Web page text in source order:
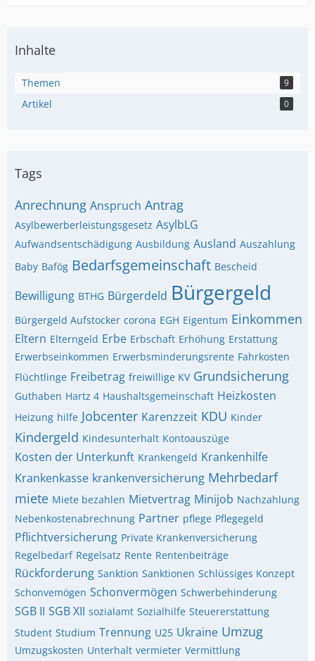
Inhalte
Themen 9
Artikel 0
Tags
Anrechnung Anspruch Antrag
Asylbewerberleistungsgesetz AsylbLG
Aufwandsentschädigung Ausbildung Ausland Auszahlung
Baby Bafög Bedarfsgemeinschaft Bescheid
Bewilligung BTHG Bürgerdeld Bürgergeld
Bürgergeld Aufstocker corona EGH Eigentum Einkommen
Eltern Elterngeld Erbe Erbschaft Erhöhung Erstattung
Erwerbseinkommen Erwerbsminderungsrente Fahrkosten
Flüchtlinge Freibetrag freiwillige KV Grundsicherung
Guthaben Hartz 4 Haushaltsgemeinschaft Heizkosten
Heizung hilfe Jobcenter Karenzzeit KDU Kinder
Kindergeld Kindesunterhalt Kontoauszüge
Kosten der Unterkunft Krankengeld Krankenhilfe
Krankenkasse krankenversicherung Mehrbedarf
miete Miete bezahlen Mietvertrag Minijob Nachzahlung
Nebenkostenabrechnung Partner pflege Pflegegeld
Pflichtversicherung Private Krankenversicherung
Regelbedarf Regelsatz Rente Rentenbeiträge
Rückforderung Sanktion Sanktionen Schlüssiges Konzept
Schonvemögen Schonvermögen Schwerbehinderung
SGB II SGB XII sozialamt Sozialhilfe Steuererstattung
Student Studium Trennung U25 Ukraine Umzug
Umzugskosten Unterhalt vermieter Vermittlung